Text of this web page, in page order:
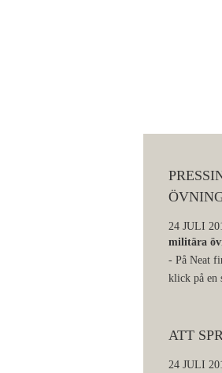
24 JULI
militära
- På Neat
klick på en
ATT
24 JULI